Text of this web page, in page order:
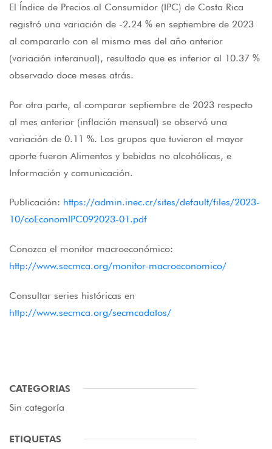
El Índice de Precios al Consumidor (IPC) de Costa Rica
registró una variación de -2.24 % en septiembre de 2023
al compararlo con el mismo mes del año anterior
(variación interanual), resultado que es inferior al 10.37 %
observado doce meses atrás.
Por otra parte, al comparar septiembre de 2023 respecto
al mes anterior (inflación mensual) se observó una
variación de 0.11 %. Los grupos que tuvieron el mayor
aporte fueron Alimentos y bebidas no alcohólicas, e
Información y comunicación.
Publicación: https://admin.inec.cr/sites/default/files/2023-
10/coEconomIPC092023-01.pdf
Conozca el monitor macroeconómico:
http://www.secmca.org/monitor-macroeconomico/
Consultar series históricas en
http://www.secmca.org/secmcadatos/
CATEGORIAS
Sin categoría
ETIQUETAS